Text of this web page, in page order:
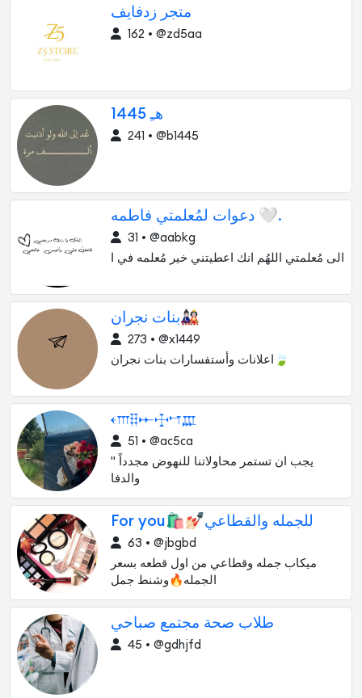
متجر زدفايف
162 • @zd5aa
1445 هـِ
241 • @b1445
دعوات لمُعلمتي فاطمه 🤍.
31 • @aabkg
الى مُعلمتي اللهُم انك اعطيتني خير مُعلمه في ا
بنات نجران🎎
273 • @x1449
اعلانات وأستفسارات بنات نجران🍃
𐎓𐎍𐎊𐎀𐎈𐎎𐎄
51 • @ac5ca
" يجب ان تستمر محاولاتنا للنهوض مجدداً
والدفا
For you🛍💅🏻للجمله والقطاعي
63 • @jbgbd
ميكاب جمله وقطاعي من اول قطعه بسعر
الجمله🔥وشنط جمل
طلاب صحة مجتمع صباحي
45 • @gdhjfd